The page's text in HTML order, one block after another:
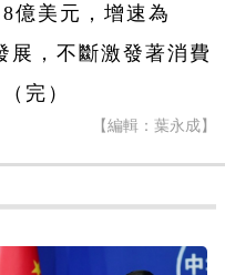
億美元，增速為
展，不斷激發著消費
完）
【編輯：葉永成】